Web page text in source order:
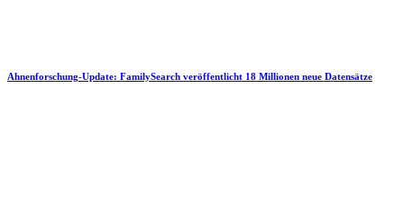
Ahnenforschung-Update: FamilySearch veröffentlicht 18 Millionen neue Datensätze